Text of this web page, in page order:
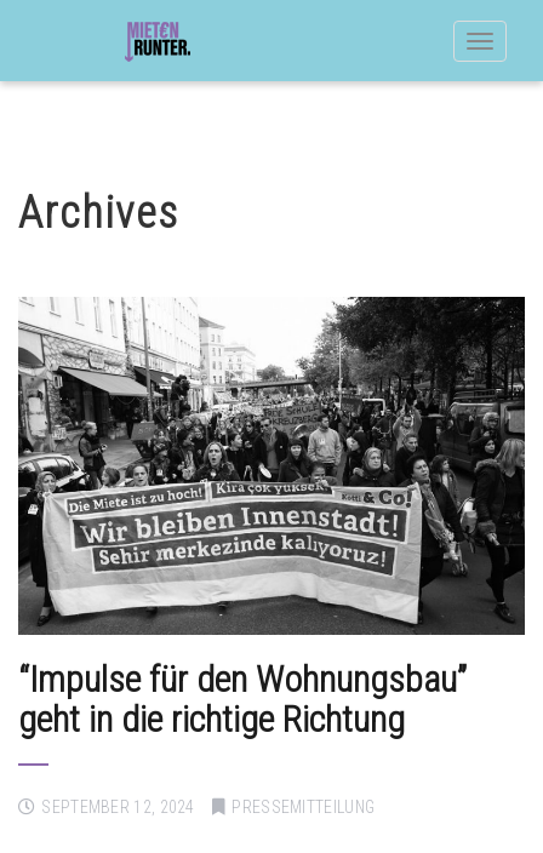
Toggle
Archives
“Impulse für den Wohnungsbau”
geht in die richtige Richtung
SEPTEMBER 12, 2024 PRESSEMITTEILUNG